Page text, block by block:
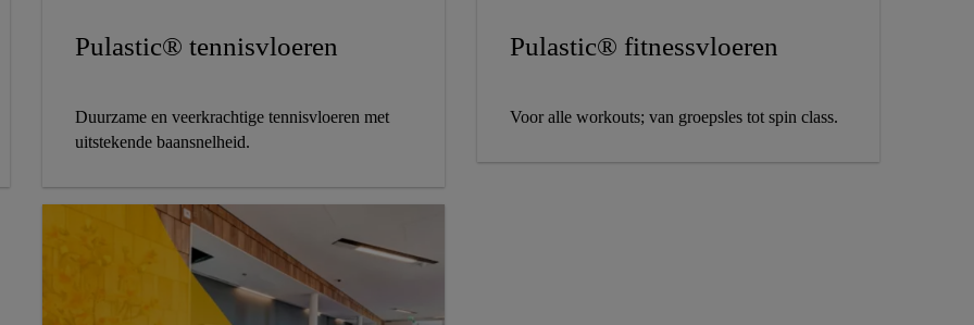
Pulastic® tennisvloeren
Duurzame en veerkrachtige tennisvloeren met
uitstekende baansnelheid.
Pulastic® fitnessvloeren
Voor alle workouts; van groepsles tot spin class.